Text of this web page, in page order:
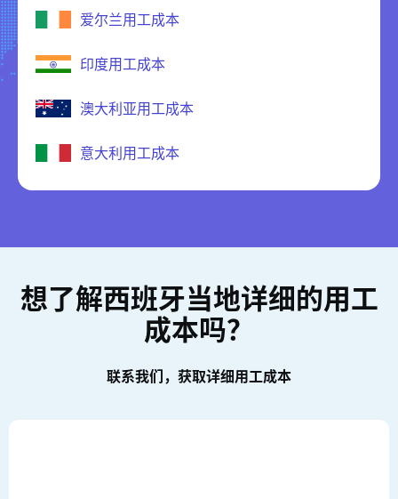
爱尔兰用工成本
印度用工成本
澳大利亚用工成本
意大利用工成本
想了解西班牙当地详细的用工
成本吗？
联系我们，获取详细用工成本